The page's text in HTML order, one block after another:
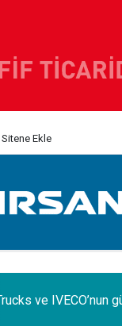
Sitene Ekle
iç pazar daraldı,